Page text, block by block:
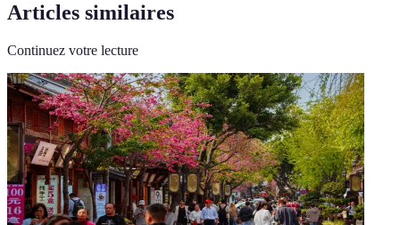
Articles similaires
Continuez votre lecture